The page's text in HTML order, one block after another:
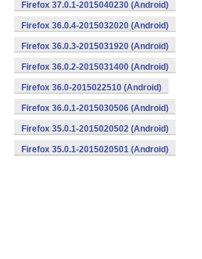
Firefox 37.0.1-2015040230 (Android)
Firefox 36.0.4-2015032020 (Android)
Firefox 36.0.3-2015031920 (Android)
Firefox 36.0.2-2015031400 (Android)
Firefox 36.0-2015022510 (Android)
Firefox 36.0.1-2015030506 (Android)
Firefox 35.0.1-2015020502 (Android)
Firefox 35.0.1-2015020501 (Android)